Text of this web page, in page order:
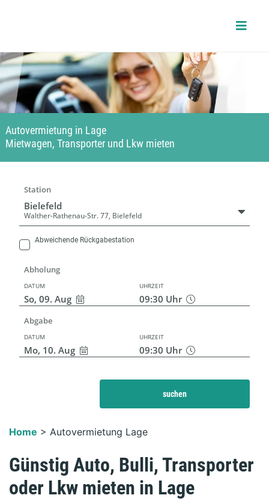
to
content
Autovermietung in Lage
Mietwagen, Transporter und Lkw mieten
Station
Bielefeld
Walther-Rathenau-Str. 77, Bielefeld
Abweichende Rückgabestation
Abholung
DATUM
So, 09. Aug
UHRZEIT
09:30 Uhr
Abgabe
DATUM
Mo, 10. Aug
UHRZEIT
09:30 Uhr
suchen
Home > Autovermietung Lage
Günstig Auto, Bulli, Transporter
oder Lkw mieten in Lage